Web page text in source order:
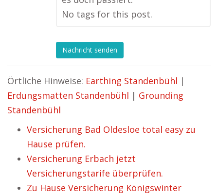
No tags for this post.
Nachricht senden
Örtliche Hinweise: Earthing Standenbühl |
Erdungsmatten Standenbühl | Grounding
Standenbühl
Versicherung Bad Oldesloe total easy zu
Hause prüfen.
Versicherung Erbach jetzt
Versicherungstarife überprüfen.
Zu Hause Versicherung Königswinter